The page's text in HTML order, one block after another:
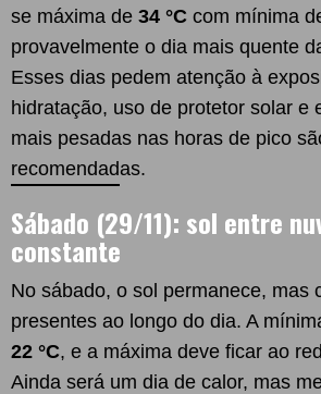
se máxima de 34 °C com mínima
provavelmente o dia mais quente
Esses dias pedem atenção à
hidratação, uso de protetor solar e
mais pesadas nas horas de pico
recomendadas.
Sábado (29/11): sol entre
constante
No sábado, o sol permanece, mas
presentes ao longo do dia. A
22 °C, e a máxima deve ficar ao
Ainda será um dia de calor, mas